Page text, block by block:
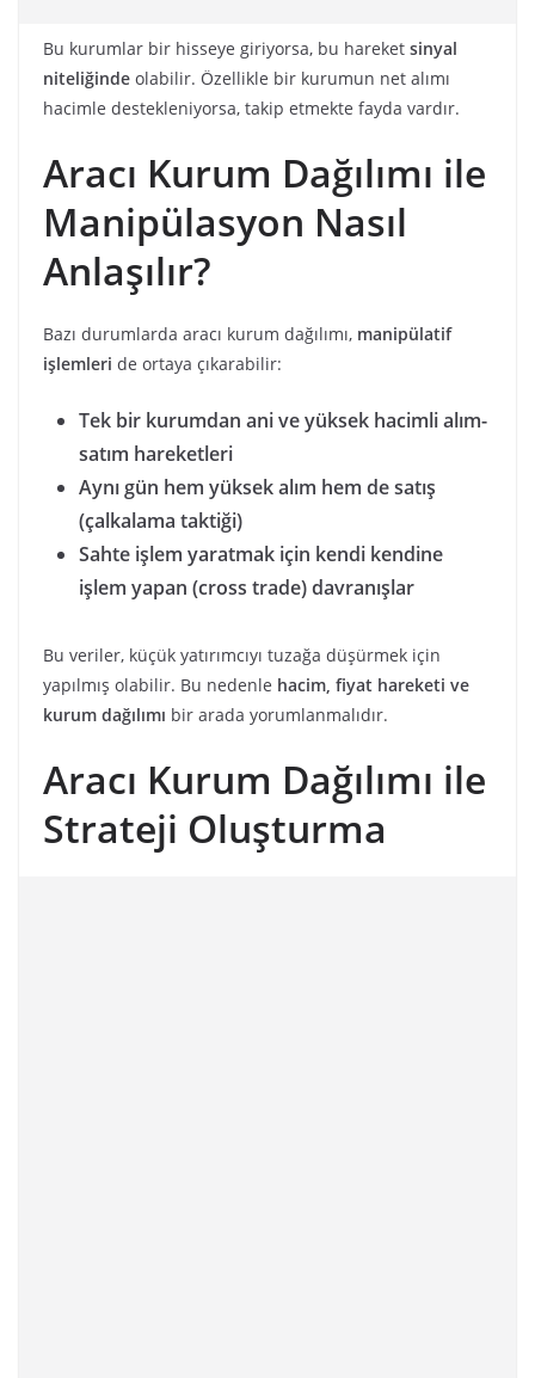
Bu kurumlar bir hisseye giriyorsa, bu hareket sinyal
niteliğinde olabilir. Özellikle bir kurumun net alımı
hacimle destekleniyorsa, takip etmekte fayda vardır.
Aracı Kurum Dağılımı ile
Manipülasyon Nasıl
Anlaşılır?
Bazı durumlarda aracı kurum dağılımı, manipülatif
işlemleri de ortaya çıkarabilir:
Tek bir kurumdan ani ve yüksek hacimli alım-
satım hareketleri
Aynı gün hem yüksek alım hem de satış
(çalkalama taktiği)
Sahte işlem yaratmak için kendi kendine
işlem yapan (cross trade) davranışlar
Bu veriler, küçük yatırımcıyı tuzağa düşürmek için
yapılmış olabilir. Bu nedenle hacim, fiyat hareketi ve
kurum dağılımı bir arada yorumlanmalıdır.
Aracı Kurum Dağılımı ile
Strateji Oluşturma